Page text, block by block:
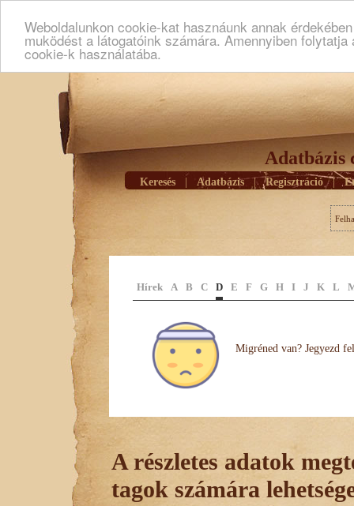
Weboldalunkon cookie-kat hasznáunk annak
muködést a látogatóink számára. Amennyiben
cookie-k használatába.
Adatbázis
Keresés Adatbázis | Regisztráció |
Hírek A B C D E F G H I J K L
Migréned van? Jegyezd
A részletes adatok
tagok számára